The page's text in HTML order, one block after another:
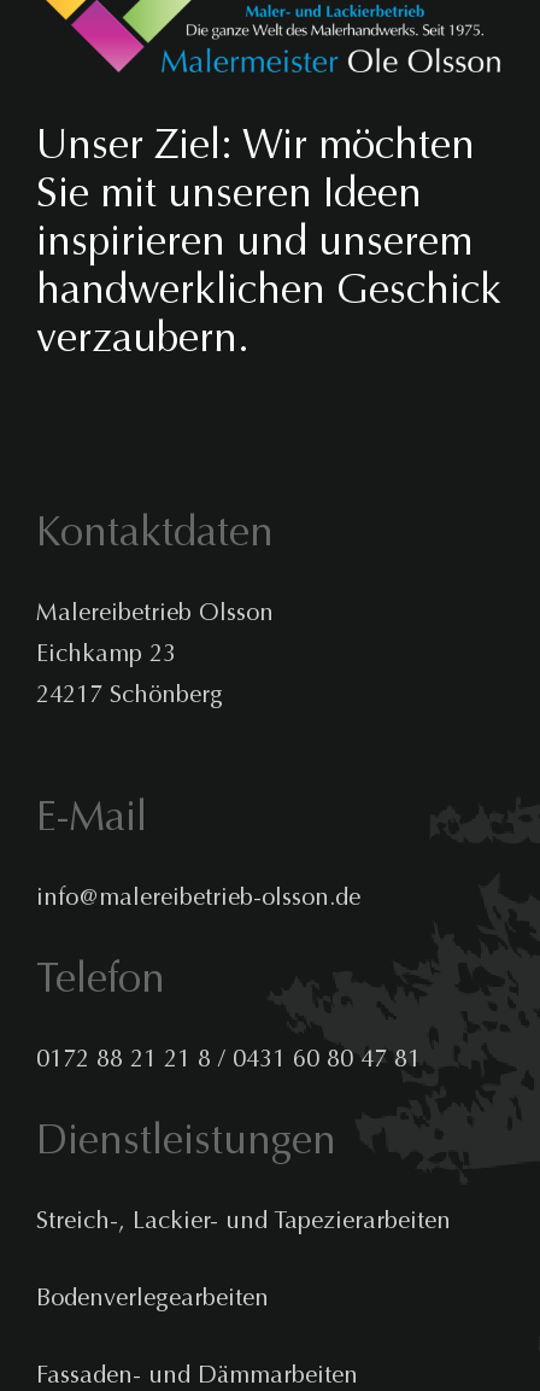
Unser Ziel: Wir möchten
Sie mit unseren Ideen
inspirieren und unserem
handwerklichen Geschick
verzaubern.
Kontaktdaten
Malereibetrieb Olsson
Eichkamp 23
24217 Schönberg
E-Mail
info@malereibetrieb-olsson.de
Telefon
0172 88 21 21 8 / 0431 60 80 47 81
Dienstleistungen
Streich-, Lackier- und Tapezierarbeiten
Bodenverlegearbeiten
Fassaden- und Dämmarbeiten